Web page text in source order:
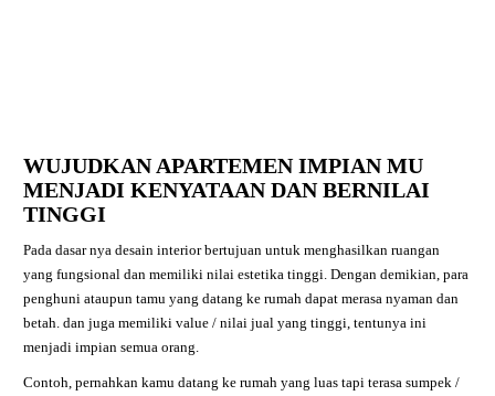
WUJUDKAN APARTEMEN IMPIAN MU
MENJADI KENYATAAN DAN BERNILAI
TINGGI
Pada dasar nya desain interior bertujuan untuk menghasilkan ruangan
yang fungsional dan memiliki nilai estetika tinggi. Dengan demikian, para
penghuni ataupun tamu yang datang ke rumah dapat merasa nyaman dan
betah. dan juga memiliki value / nilai jual yang tinggi, tentunya ini
menjadi impian semua orang.
Contoh, pernahkan kamu datang ke rumah yang luas tapi terasa sumpek /